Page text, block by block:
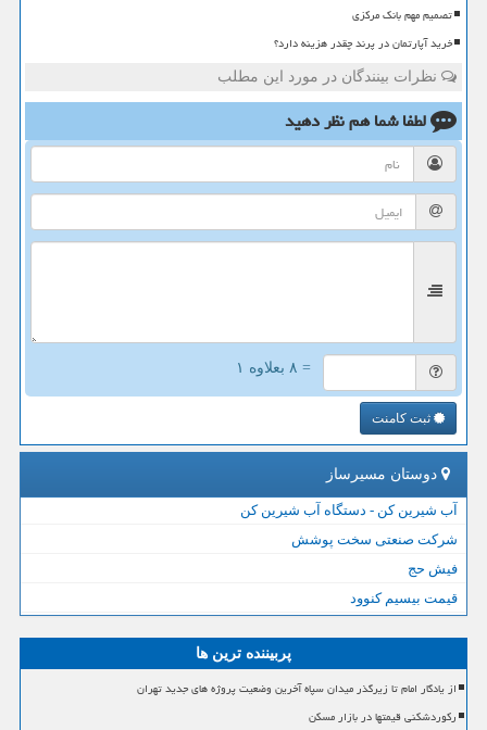
تصمیم مهم بانک مرکزی
خرید آپارتمان در پرند چقدر هزینه دارد؟
نظرات بینندگان در مورد این مطلب
لطفا شما همنظر دهید
= ۸ بعلاوه ۱
ثبت کامنت
دوستان مسیرساز
آب شیرین کن - دستگاه آب شیرین کن
شرکت صنعتی سخت پوشش
فیش حج
قیمت بیسیم کنوود
پربیننده ترین ها
از یادگار امام تا زیرگذر میدان سپاه آخرین وضعیت پروژه های جدید تهران
رکوردشکنی قیمتها در بازار مسکن